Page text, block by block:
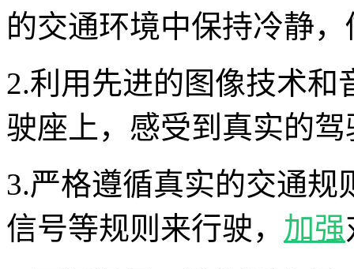
的交通环境中保持冷静
2.利用先进的图像技术
驶座上，感受到真实的
3.严格遵循真实的交通
信号等规则来行驶， 加强